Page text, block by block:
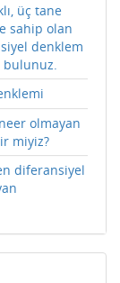
üç tane
sahip olan
denklem
olmayan
miyiz?
diferansiyel